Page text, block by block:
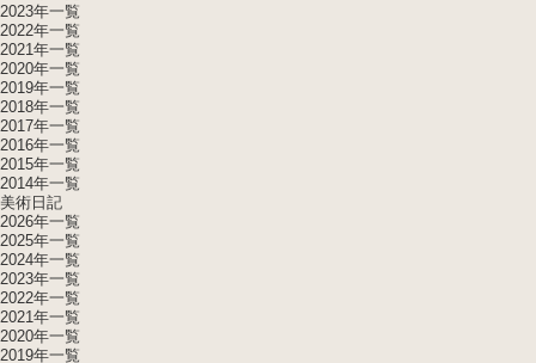
2023年一覧
2022年一覧
2021年一覧
2020年一覧
2019年一覧
2018年一覧
2017年一覧
2016年一覧
2015年一覧
2014年一覧
美術日記
2026年一覧
2025年一覧
2024年一覧
2023年一覧
2022年一覧
2021年一覧
2020年一覧
2019年一覧